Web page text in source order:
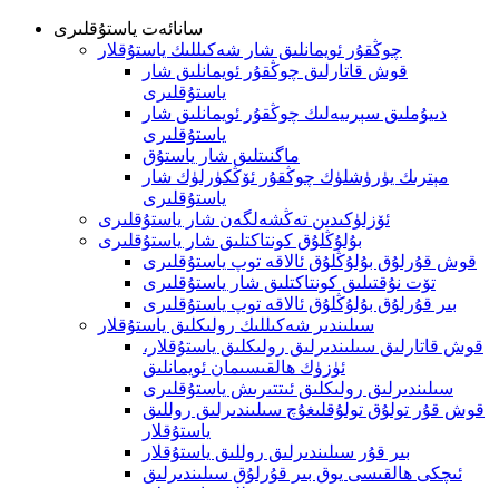
سانائەت ياستۇقلىرى
چوڭقۇر ئويمانلىق شار شەكىللىك ياستۇقلار
قوش قاتارلىق چوڭقۇر ئويمانلىق شار
ياستۇقلىرى
دىيۇملىق سېرىيەلىك چوڭقۇر ئويمانلىق شار
ياستۇقلىرى
ماگنىتلىق شار ياستۇق
مېترىك يۈرۈشلۈك چوڭقۇر ئۆڭكۈرلۈك شار
ياستۇقلىرى
ئۆزلۈكىدىن تەڭشەلگەن شار ياستۇقلىرى
بۇلۇڭلۇق كونتاكتلىق شار ياستۇقلىرى
قوش قۇرلۇق بۇلۇڭلۇق ئالاقە توپ ياستۇقلىرى
تۆت نۇقتىلىق كونتاكتلىق شار ياستۇقلىرى
بىر قۇرلۇق بۇلۇڭلۇق ئالاقە توپ ياستۇقلىرى
سىلىندىر شەكىللىك رولىكلىق ياستۇقلار
قوش قاتارلىق سىلىندىرلىق رولىكلىق ياستۇقلار،
ئۈزۈك ھالقىسىمان ئويمانلىق
سىلىندىرلىق رولىكلىق ئىتتىرىش ياستۇقلىرى
قوش قۇر تولۇق تولۇقلىغۇچ سىلىندىرلىق روللىق
ياستۇقلار
بىر قۇر سىلىندىرلىق روللىق ياستۇقلار
ئىچكى ھالقىسى يوق بىر قۇرلۇق سىلىندىرلىق